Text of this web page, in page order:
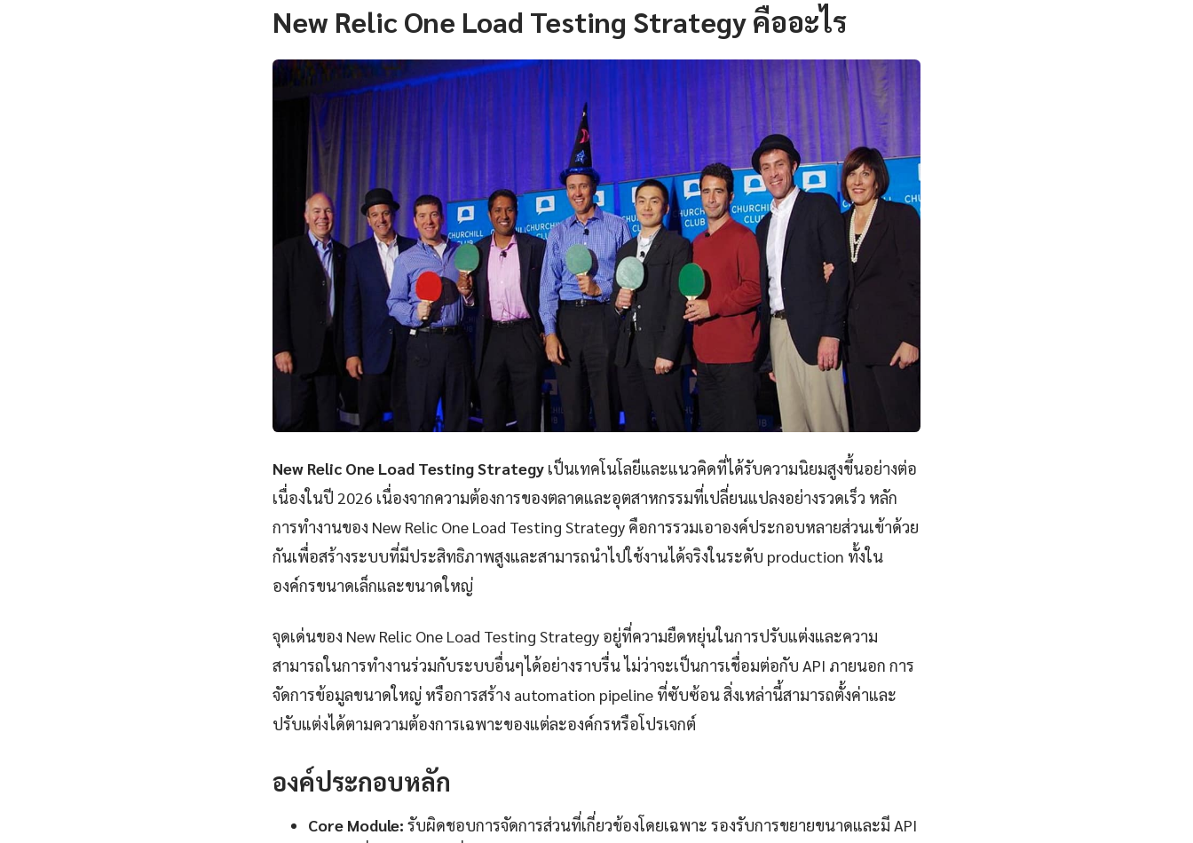
New Relic One Load Testing Strategy คืออะไร
New Relic One Load Testing Strategy เป็นเทคโนโลยีและแนวคิดที่ได้รับความนิยมสูงขึ้นอย่างต่อ
เนื่องในปี 2026 เนื่องจากความต้องการของตลาดและอุตสาหกรรมที่เปลี่ยนแปลงอย่างรวดเร็ว หลัก
การทำงานของ New Relic One Load Testing Strategy คือการรวมเอาองค์ประกอบหลายส่วนเข้าด้วย
กันเพื่อสร้างระบบที่มีประสิทธิภาพสูงและสามารถนำไปใช้งานได้จริงในระดับ production ทั้งใน
องค์กรขนาดเล็กและขนาดใหญ่
จุดเด่นของ New Relic One Load Testing Strategy อยู่ที่ความยืดหยุ่นในการปรับแต่งและความ
สามารถในการทำงานร่วมกับระบบอื่นๆได้อย่างราบรื่น ไม่ว่าจะเป็นการเชื่อมต่อกับ API ภายนอก การ
จัดการข้อมูลขนาดใหญ่ หรือการสร้าง automation pipeline ที่ซับซ้อน สิ่งเหล่านี้สามารถตั้งค่าและ
ปรับแต่งได้ตามความต้องการเฉพาะของแต่ละองค์กรหรือโปรเจกต์
องค์ประกอบหลัก
Core Module: รับผิดชอบการจัดการส่วนที่เกี่ยวข้องโดยเฉพาะ รองรับการขยายขนาดและมี API